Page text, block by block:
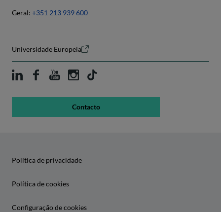
Geral: +351 213 939 600
Universidade Europeia
Contacto
Política de privacidade
Política de cookies
Configuração de cookies